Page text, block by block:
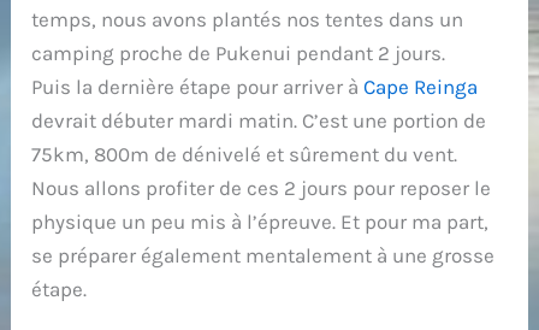
temps, nous avons plantés nos tentes dans un
camping proche de Pukenui pendant 2 jours.
Puis la dernière étape pour arriver àCape Reinga
devrait débuter mardi matin. C’est une portion de
75km, 800m de dénivelé et sûrement du vent.
Nous allons profiter de ces 2 jours pour reposer le
physique un peu mis à l’épreuve. Et pour ma part,
se préparer également mentalement à une grosse
étape.